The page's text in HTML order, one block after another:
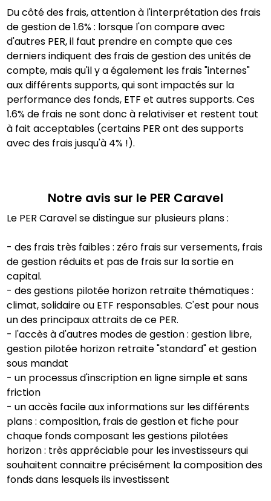
Du côté des frais, attention à l'interprétation des frais
de gestion de 1.6% : lorsque l'on compare avec
d'autres PER, il faut prendre en compte que ces
derniers indiquent des frais de gestion des unités de
compte, mais qu'il y a également les frais "internes"
aux différents supports, qui sont impactés sur la
performance des fonds, ETF et autres supports. Ces
1.6% de frais ne sont donc à relativiser et restent tout
à fait acceptables (certains PER ont des supports
avec des frais jusqu'à 4% !).
Notre avis sur le PER Caravel
Le PER Caravel se distingue sur plusieurs plans :
- des frais très faibles : zéro frais sur versements, frais
de gestion réduits et pas de frais sur la sortie en
capital.
- des gestions pilotée horizon retraite thématiques :
climat, solidaire ou ETF responsables. C'est pour nous
un des principaux attraits de ce PER.
- l'accès à d'autres modes de gestion : gestion libre,
gestion pilotée horizon retraite "standard" et gestion
sous mandat
- un processus d'inscription en ligne simple et sans
friction
- un accès facile aux informations sur les différents
plans : composition, frais de gestion et fiche pour
chaque fonds composant les gestions pilotées
horizon : très appréciable pour les investisseurs qui
souhaitent connaitre précisément la composition des
fonds dans lesquels ils investissent